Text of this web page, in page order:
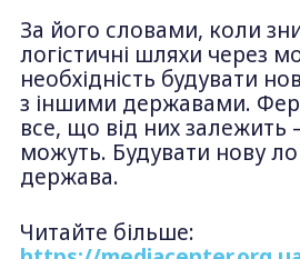
За його словами, коли
логістичні шляхи через
необхідність будувати
з іншими державами.
все, що від них
можуть. Будувати нову
держава.
Читайте більше: